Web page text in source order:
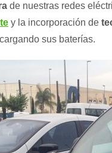
de nuestras redes
y la incorporación de
cargando sus baterías.